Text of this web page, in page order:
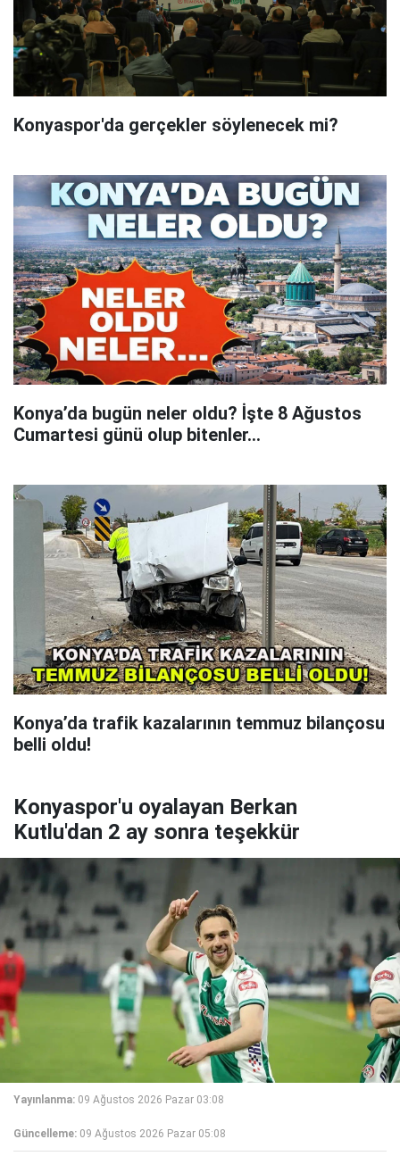
Konyaspor'da gerçekler söylenecek mi?
Konya’da bugün neler oldu? İşte 8 Ağustos
Cumartesi günü olup bitenler…
Konya’da trafik kazalarının temmuz bilançosu
belli oldu!
Konyaspor'u oyalayan Berkan
Kutlu'dan 2 ay sonra teşekkür
Yayınlanma: 09 Ağustos 2026 Pazar 03:08
Güncelleme: 09 Ağustos 2026 Pazar 05:08